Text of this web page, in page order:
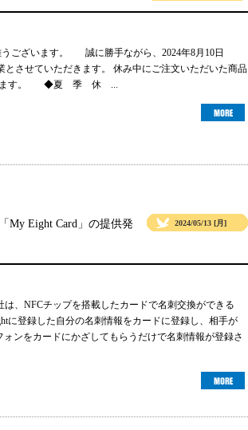
うございます。 誠に勝手ながら、2024年8月10日
とさせていただきます。 休み中にご注文いただいた商品
きます。 ◆夏 季 休 ...
My Eight Card」の提供発
2024/05/13 [月]
は、NFCチップを搭載したカードで名刺交換ができる
に登録した自分の名刺情報をカードに登録し、相手が
ンをカードにかざしてもらうだけで名刺情報が登録さ